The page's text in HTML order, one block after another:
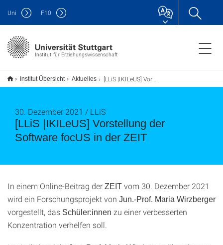
Institut für Erziehungswissenschaft
Uni F10
Institut Übersicht Aktuelles [LLiS |IKILeUS] Vorstellung der Software focUS in der ZEIT
[LLiS |IKILeUS] Vorstellung der
Software focUS in der ZEIT
30. Dezember 2021 / LLiS
In einem Online-Beitrag der ZEIT vom 30. Dezember 2021
wird ein Forschungsprojekt von Jun.-Prof. Maria Wirzberger
vorgestellt, das Schüler:innen zu einer verbesserten
Konzentration verhelfen soll.